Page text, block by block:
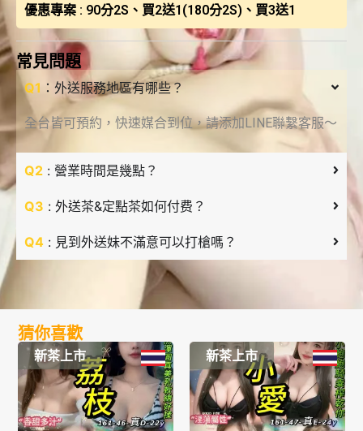
優惠專案 : 90分2S、買2送1(180分2S)、買3送1
常見問題
Q1 ：外送服務地區有哪些？
全台皆可預約，快速媒合到位，請添加LINE聯繫客服～
Q2 : 營業時間是幾點？
Q3 : 外送茶&定點茶如何付费？
Q4 : 見到外送妹不滿意可以打槍嗎？
猜你喜歡
新茶上市 新茶上市